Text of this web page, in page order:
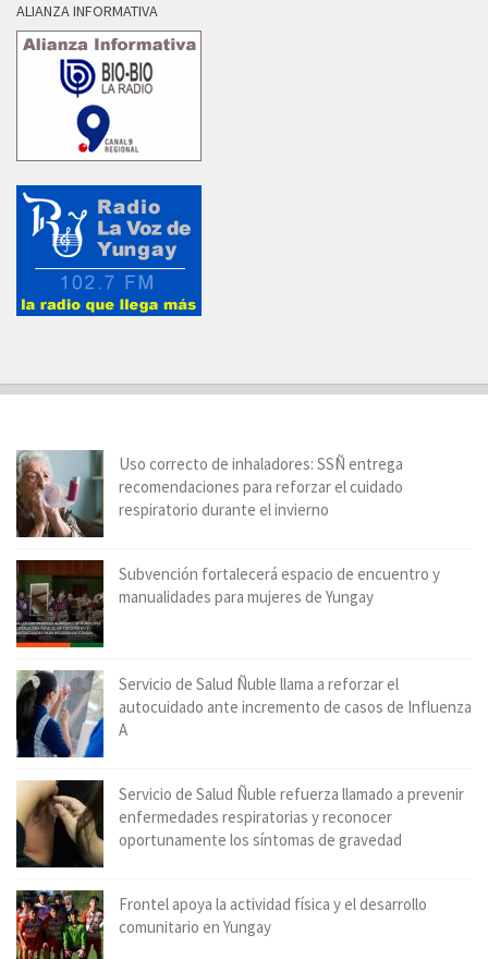
ALIANZA INFORMATIVA
Uso correcto de inhaladores: SSÑ entrega
recomendaciones para reforzar el cuidado
respiratorio durante el invierno
Subvención fortalecerá espacio de encuentro y
manualidades para mujeres de Yungay
Servicio de Salud Ñuble llama a reforzar el
autocuidado ante incremento de casos de Influenza
A
Servicio de Salud Ñuble refuerza llamado a prevenir
enfermedades respiratorias y reconocer
oportunamente los síntomas de gravedad
Frontel apoya la actividad física y el desarrollo
comunitario en Yungay